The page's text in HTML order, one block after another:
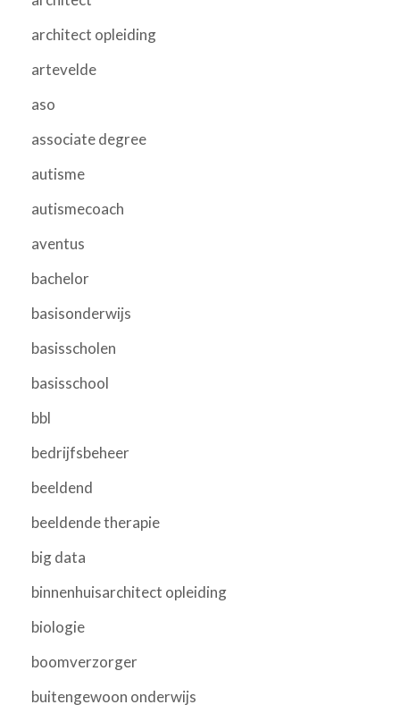
architect opleiding
artevelde
aso
associate degree
autisme
autismecoach
aventus
bachelor
basisonderwijs
basisscholen
basisschool
bbl
bedrijfsbeheer
beeldend
beeldende therapie
big data
binnenhuisarchitect opleiding
biologie
boomverzorger
buitengewoon onderwijs